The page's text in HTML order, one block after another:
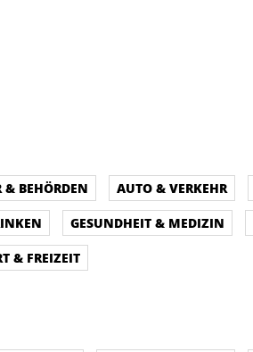
& BEHÖRDEN AUTO & VERKEHR
GESUNDHEIT & MEDIZIN
& FREIZEIT